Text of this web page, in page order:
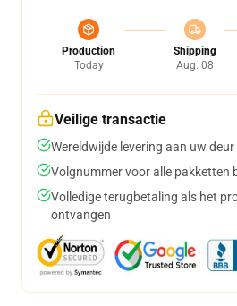
Production
Today
Shipping
Aug. 08
Veilige transactie
Wereldwijde levering aan uw deur
Volgnummer voor alle pakketten
Volledige terugbetaling als het
ontvangen